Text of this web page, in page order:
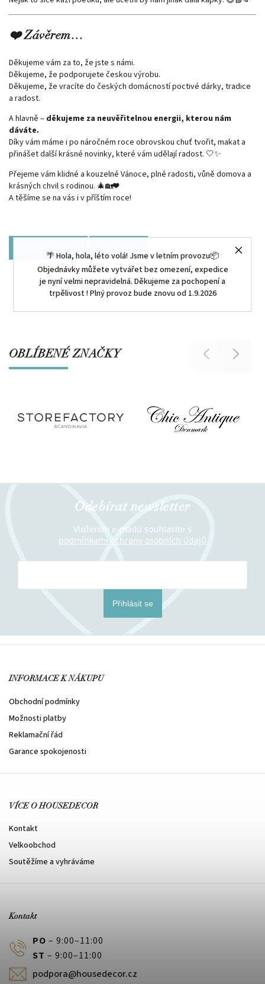
🌴 Hola, hola, léto volá! Jsme v letním provozu📦
Objednávky můžete vytvářet bez omezení, expedice
je nyní velmi nepravidelná. Děkujeme za pochopení a
trpělivost ! Plný provoz bude znovu od 1.9.2026
❤️ Závěrem…
Děkujeme vám za to, že jste s námi.
Děkujeme, že podporujete českou výrobu.
Děkujeme, že vracíte do českých domácností poctivé dárky, tradice
a radost.
A hlavně – děkujeme za neuvěřitelnou energii, kterou nám
dáváte.
Díky vám máme i po náročném roce obrovskou chuť tvořit, makat a
přinášet další krásné novinky, které vám udělají radost. 🤍✨
Přejeme vám klidné a kouzelné Vánoce, plné radosti, vůně domova a
krásných chvil s rodinou. 🎄🏡❤️
A těšíme se na vás i v příštím roce!
OBLÍBENÉ ZNAČKY Previous Next
Odebírat newsletter
Vložením e-mailu souhlasíte s
podmínkami ochrany osobních údajů
Přihlásit se
INFORMACE K NÁKUPU
Obchodní podmínky
Možnosti platby
Reklamační řád
Garance spokojenosti
VÍCE O HOUSEDECOR
Kontakt
Velkoobchod
Soutěžíme a vyhráváme
Kontakt
PO – 9:00–11:00
ST – 9:00–11:00
podpora@housedecor.cz